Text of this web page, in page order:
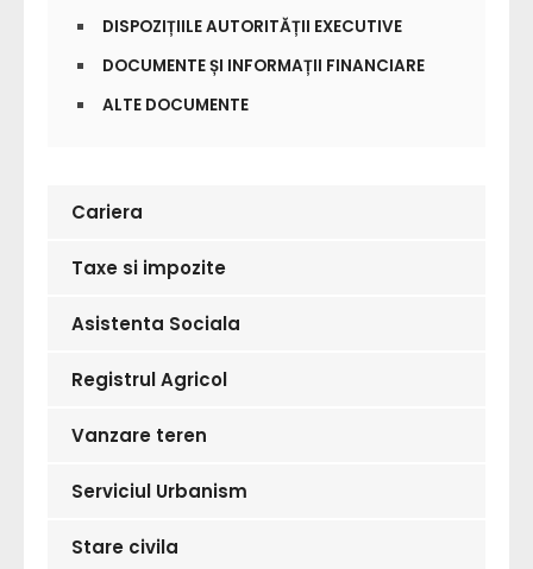
DISPOZIȚIILE AUTORITĂȚII EXECUTIVE
DOCUMENTE ȘI INFORMAȚII FINANCIARE
ALTE DOCUMENTE
Cariera
Taxe si impozite
Asistenta Sociala
Registrul Agricol
Vanzare teren
Serviciul Urbanism
Stare civila